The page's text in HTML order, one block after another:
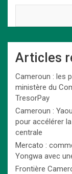
Articles
Cameroun : les
ministère du
TresorPay
Cameroun :
pour accélérer
centrale
Mercato :
Yongwa avec
Frontière